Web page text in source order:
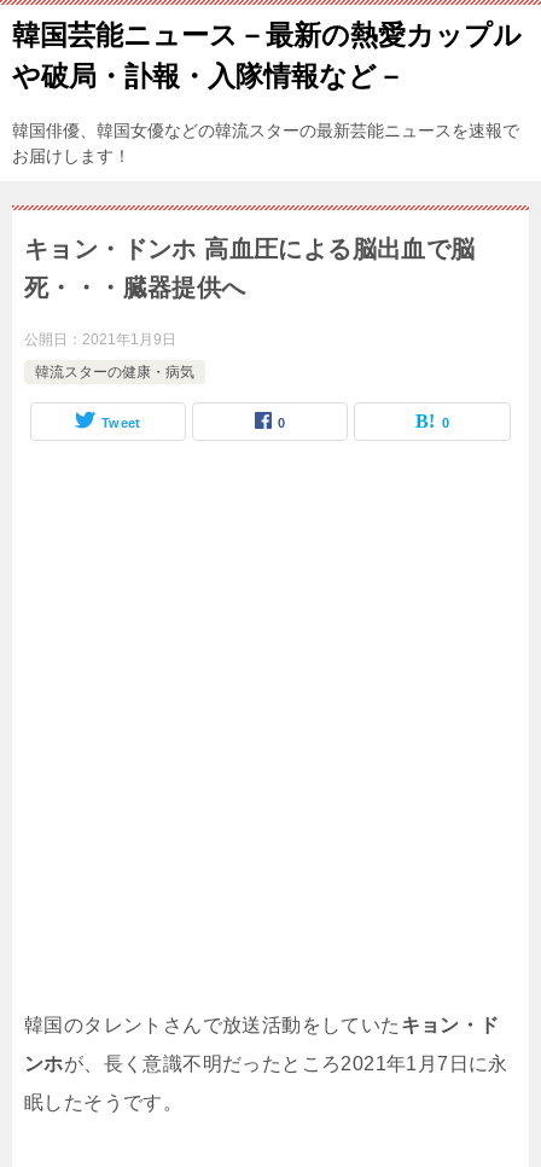
韓国芸能ニュース－最新の熱愛カップル
や破局・訃報・入隊情報など－
韓国俳優、韓国女優などの韓流スターの最新芸能ニュースを速報で
お届けします！
キョン・ドンホ 高血圧による脳出血で脳
死・・・臓器提供へ
公開日： 2021年1月9日
韓流スターの健康・病気
Tweet 0 0
韓国のタレントさんで放送活動をしていた キョン・ド
ンホが、長く意識不明だったところ2021年1月7日に永
眠したそうです。